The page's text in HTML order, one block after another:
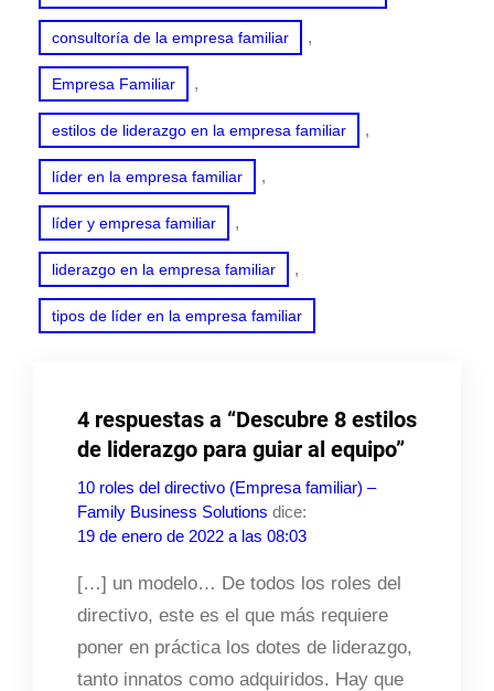
consultoría de la empresa familiar ,
Empresa Familiar ,
estilos de liderazgo en la empresa familiar ,
líder en la empresa familiar ,
líder y empresa familiar ,
liderazgo en la empresa familiar ,
tipos de líder en la empresa familiar
4 respuestas a “Descubre 8 estilos
de liderazgo para guiar al equipo”
10 roles del directivo (Empresa familiar) –
Family Business Solutions dice:
19 de enero de 2022 a las 08:03
[…] un modelo… De todos los roles del
directivo, este es el que más requiere
poner en práctica los dotes de liderazgo,
tanto innatos como adquiridos. Hay que